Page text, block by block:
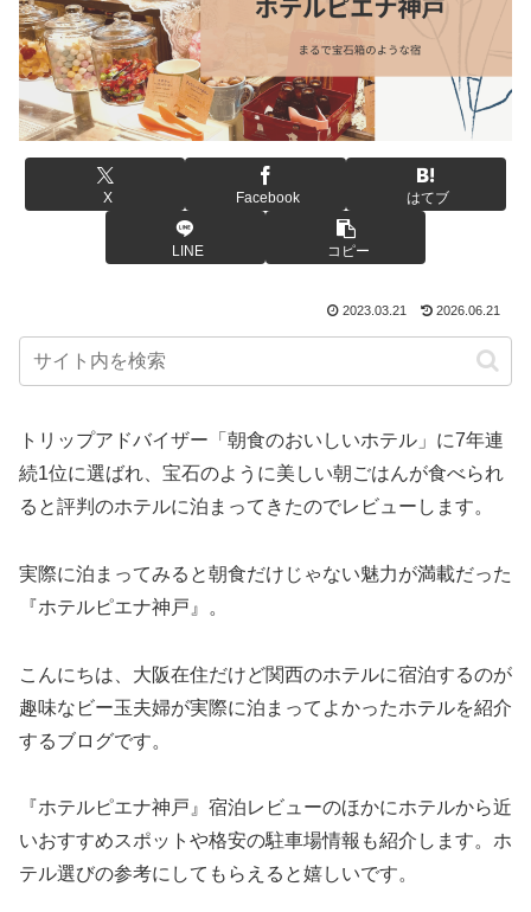
X Facebook はてブ
LINE コピー
2023.03.21 2026.06.21
トリップアドバイザー「朝食のおいしいホテル」に7年連
続1位に選ばれ、宝石のように美しい朝ごはんが食べられ
ると評判のホテルに泊まってきたのでレビューします。
実際に泊まってみると朝食だけじゃない魅力が満載だった
『ホテルピエナ神戸』。
こんにちは、大阪在住だけど関西のホテルに宿泊するのが
趣味なビー玉夫婦が実際に泊まってよかったホテルを紹介
するブログです。
『ホテルピエナ神戸』宿泊レビューのほかにホテルから近
いおすすめスポットや格安の駐車場情報も紹介します。ホ
テル選びの参考にしてもらえると嬉しいです。